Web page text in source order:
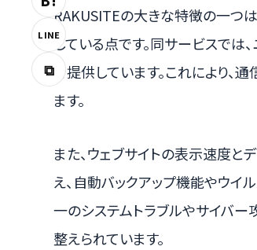
LINE
⧉
RAKUSITEの大きな特徴の一つ
している点です。同サービスでは
で提供しています。これにより、
ます。
また、ウェブサイトの表示速度
え、自動バックアップ機能やウイ
一のシステムトラブルやサイバー
整えられています。